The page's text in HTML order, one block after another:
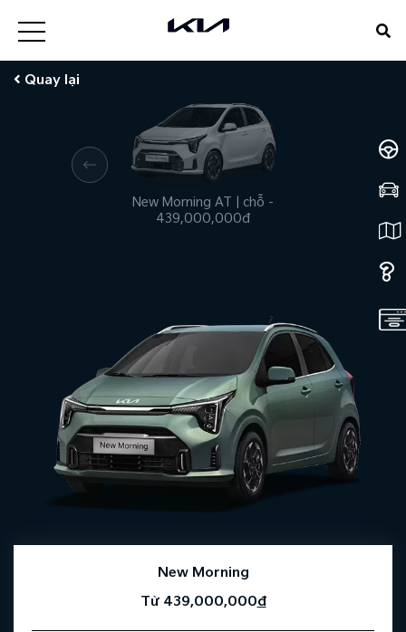
Quay lại
New Morning AT chỗ -
439,000,000đ
New Morning
Từ 439,000,000đ